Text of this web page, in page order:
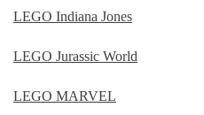
LEGO Indiana Jones
LEGO Jurassic World
LEGO MARVEL